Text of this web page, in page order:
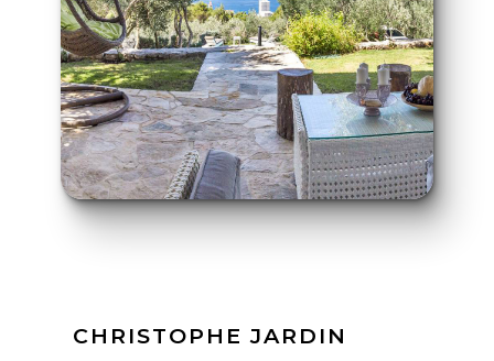
CHRISTOPHE JARDIN